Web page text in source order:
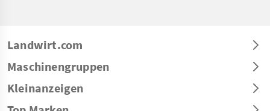
Landwirt.com
Maschinengruppen
Kleinanzeigen